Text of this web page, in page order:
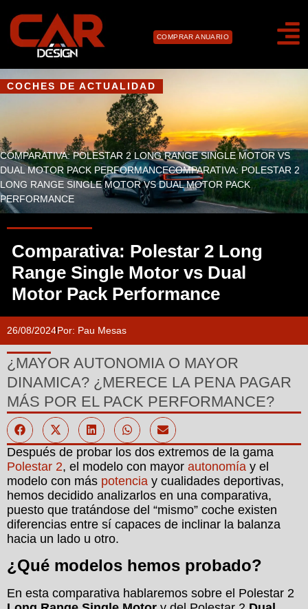
COMPRAR ANUARIO
COCHES DE ACTUALIDAD
COMPARATIVA: POLESTAR 2 LONG RANGE SINGLE MOTOR VS
DUAL MOTOR PACK PERFORMANCECOMPARATIVA: POLESTAR 2
LONG RANGE SINGLE MOTOR VS DUAL MOTOR PACK
PERFORMANCE
Comparativa: Polestar 2 Long
Range Single Motor vs Dual
Motor Pack Performance
26/08/2024Por: Pau Mesas
¿MAYOR AUTONOMIA O MAYOR
DINAMICA? ¿MERECE LA PENA PAGAR
MÁS POR EL PACK PERFORMANCE?
Después de probar los dos extremos de la gama
Polestar 2, el modelo con mayor autonomía y el
modelo con más potencia y cualidades deportivas,
hemos decidido analizarlos en una comparativa,
puesto que tratándose del “mismo” coche existen
diferencias entre sí capaces de inclinar la balanza
hacia un lado u otro.
¿Qué modelos hemos probado?
En esta comparativa hablaremos sobre el Polestar 2